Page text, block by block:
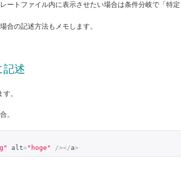
ートファイル内に表示させたい場合は条件分岐で「特定
合の記述方法もメモします。
記述
。
。
alt="hoge" /></a>